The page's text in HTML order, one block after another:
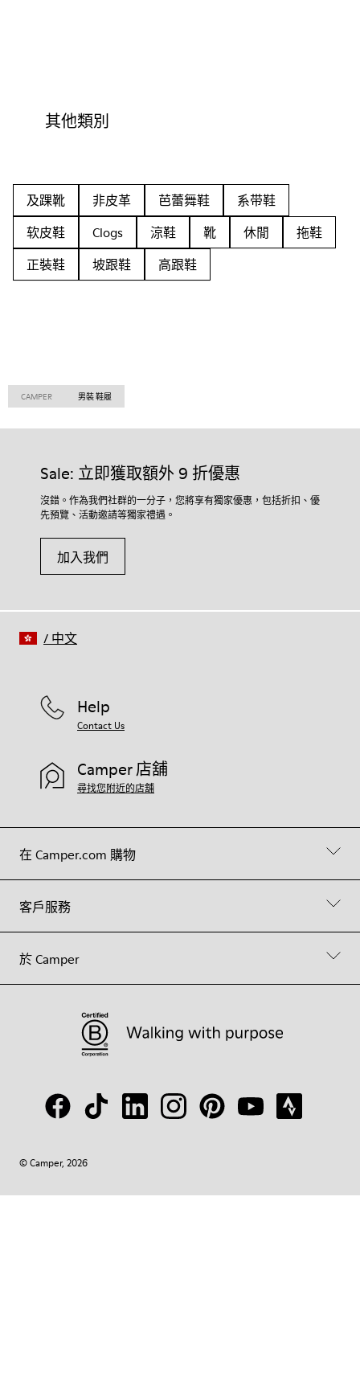
其他類別
及踝靴 非皮革 芭蕾舞鞋
系带鞋
软皮鞋
Clogs 涼鞋 靴 休閒
拖鞋
正裝鞋
坡跟鞋 高跟鞋
CAMPER 男裝 鞋履
Sale: 立即獲取額外 9 折優惠
沒錯。作為我們社群的一分子，您將享有獨家優惠，包括折扣、優
先預覽、活動邀請等獨家禮遇。
加入我們
在 Camper.com 購物
客戶服務
於 Camper
Help
Contact Us
Camper 店舖
尋找您附近的店舖
© Camper, 2026
/ 中文